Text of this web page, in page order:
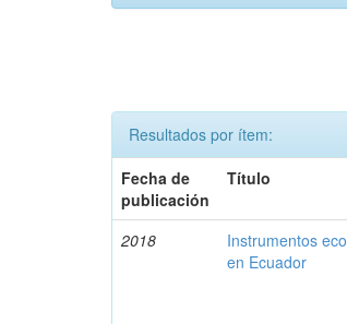
Resultados por ítem:
Fecha de
publicación
Título
2018
Instrumentos
en Ecuador